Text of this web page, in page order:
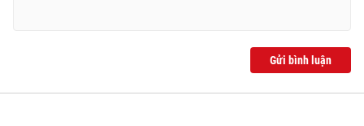
Gửi bình luận